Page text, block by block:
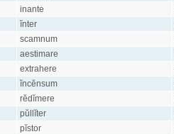
inante
ĭnter
scamnum
aestimare
extrahere
ĭncĕnsum
rĕdĭmere
pŭllĭter
pĭstor